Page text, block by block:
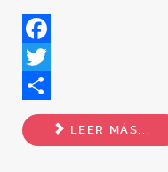
Facebook
Twitter
Share
LEER MÁS...